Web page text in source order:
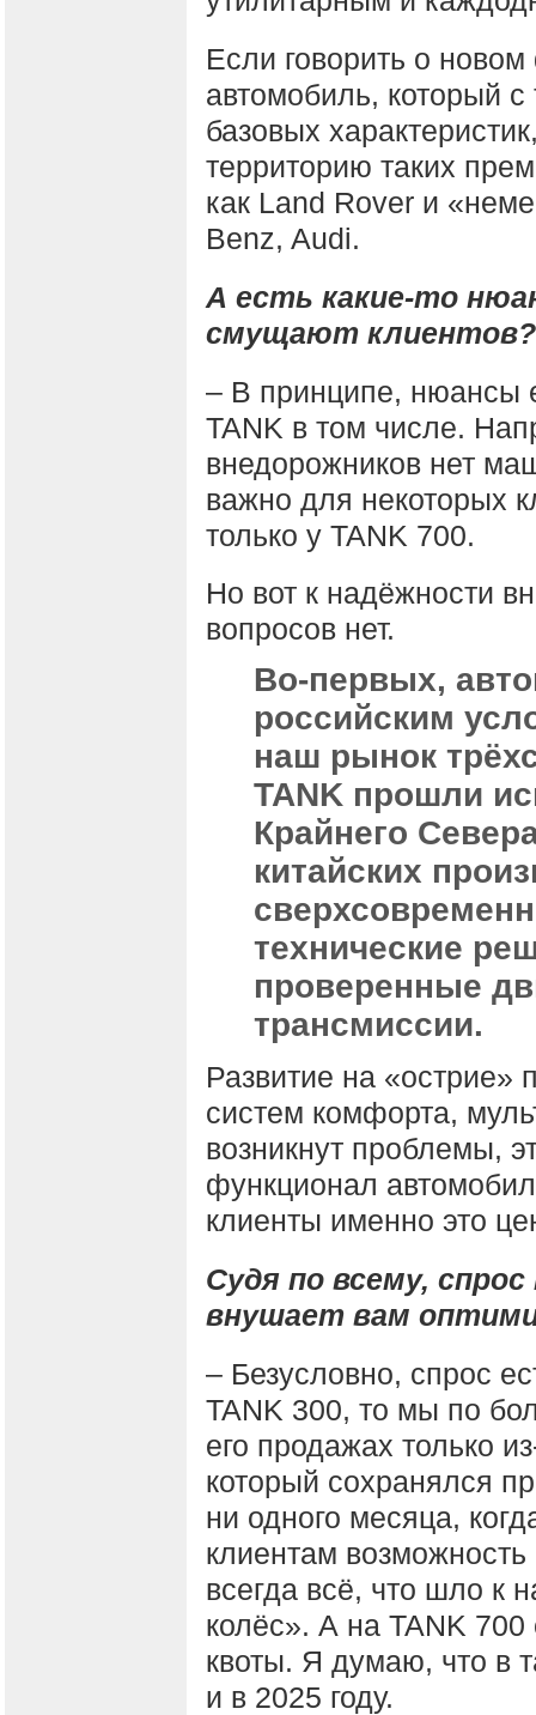
Если говорить о
автомобиль, который
базовых
территорию таких
как Land Rover и
Benz, Audi.
А есть какие-то
смущают клиентов?
– В принципе, нюансы
TANK в том числе.
внедорожников нет
важно для некоторых
только у TANK 700.
Но вот к надёжности
вопросов нет.
Во-первых,
российским
наш рынок
TANK прошли
Крайнего
китайских
технические
проверенные
трансмиссии.
Развитие на «острие»
систем комфорта,
возникнут проблемы,
функционал
клиенты именно это
Судя по всему,
внушает вам
– Безусловно, спрос
TANK 300, то мы по
его продажах только
который сохранялся
ни одного месяца,
клиентам
всегда всё, что шло к
колёс». А на TANK
квоты. Я думаю, что в
и в 2025 году.